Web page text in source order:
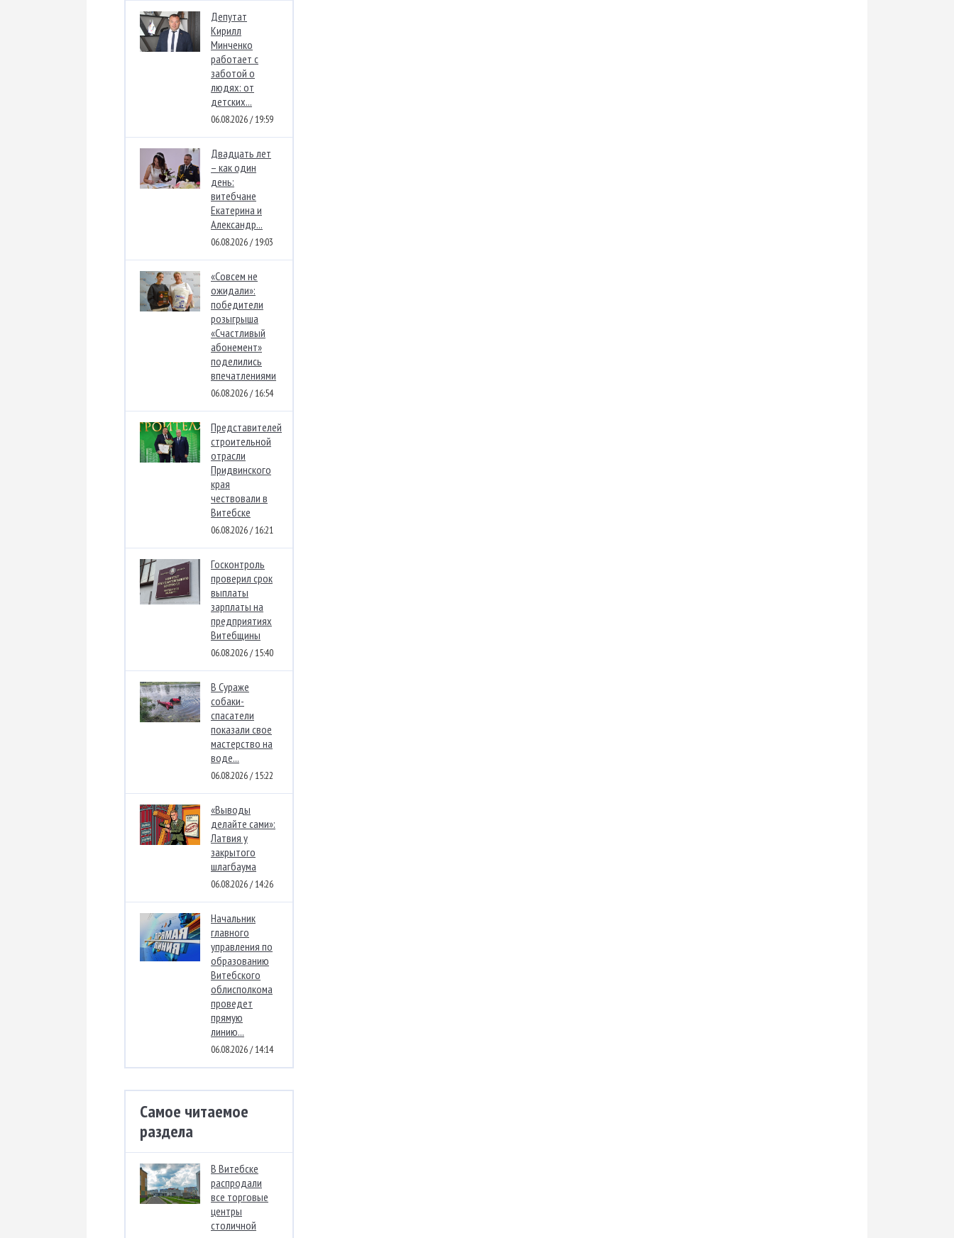
Депутат
Кирилл
Минченко
работает с
заботой о
людях: от
детских...
06.08.2026 / 19:59
Двадцать лет
– как один
день:
витебчане
Екатерина и
Александр...
06.08.2026 / 19:03
«Совсем не
ожидали»:
победители
розыгрыша
«Счастливый
абонемент»
поделились
впечатлениями
06.08.2026 / 16:54
Представителей
строительной
отрасли
Придвинского
края
чествовали в
Витебске
06.08.2026 / 16:21
Госконтроль
проверил срок
выплаты
зарплаты на
предприятиях
Витебщины
06.08.2026 / 15:40
В Сураже
собаки-
спасатели
показали свое
мастерство на
воде...
06.08.2026 / 15:22
«Выводы
делайте сами»:
Латвия у
закрытого
шлагбаума
06.08.2026 / 14:26
Начальник
главного
управления по
образованию
Витебского
облисполкома
проведет
прямую
линию...
06.08.2026 / 14:14
Самое читаемое
раздела
В Витебске
распродали
все торговые
центры
столичной